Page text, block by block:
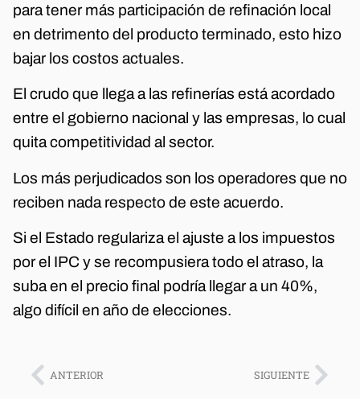
para tener más participación de refinación local
en detrimento del producto terminado, esto hizo
bajar los costos actuales.
El crudo que llega a las refinerías está acordado
entre el gobierno nacional y las empresas, lo cual
quita competitividad al sector.
Los más perjudicados son los operadores que no
reciben nada respecto de este acuerdo.
Si el Estado regulariza el ajuste a los impuestos
por el IPC y se recompusiera todo el atraso, la
suba en el precio final podría llegar a un 40%,
algo difícil en año de elecciones.
ANTERIOR SIGUIENTE